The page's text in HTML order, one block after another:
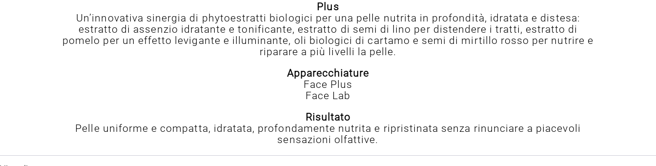
Plus
Un’innovativa sinergia di phytoestratti biologici per una pelle nutrita in profondità, idratata e distesa:
estratto di assenzio idratante e tonificante, estratto di semi di lino per distendere i tratti, estratto di
pomelo per un effetto levigante e illuminante, oli biologici di cartamo e semi di mirtillo rosso per nutrire e
riparare a più livelli la pelle.
Apparecchiature
Face Plus
Face Lab
Risultato
Pelle uniforme e compatta, idratata, profondamente nutrita e ripristinata senza rinunciare a piacevoli
sensazioni olfattive.